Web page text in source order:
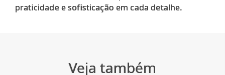
Veja também